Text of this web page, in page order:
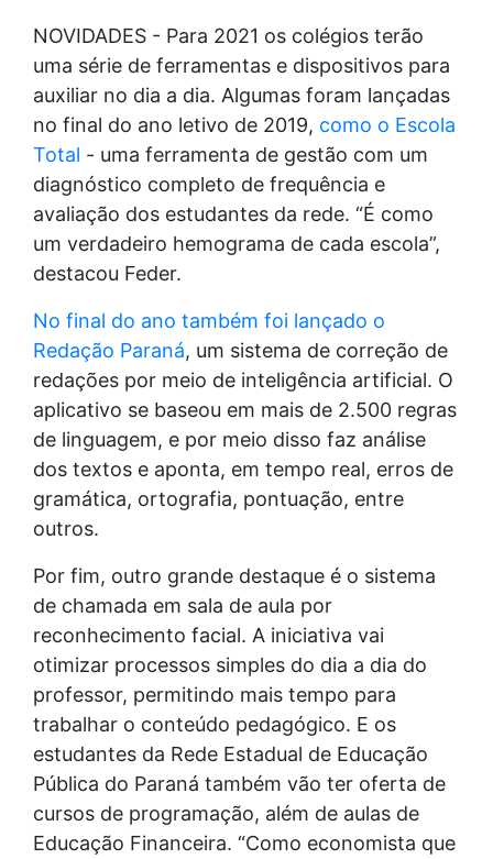
NOVIDADES - Para 2021 os colégios terão
uma série de ferramentas e dispositivos para
auxiliar no dia a dia. Algumas foram lançadas
no final do ano letivo de 2019, como o Escola
Total - uma ferramenta de gestão com um
diagnóstico completo de frequência e
avaliação dos estudantes da rede. “É como
um verdadeiro hemograma de cada escola”,
destacou Feder.
No final do ano também foi lançado o
Redação Paraná, um sistema de correção de
redações por meio de inteligência artificial. O
aplicativo se baseou em mais de 2.500 regras
de linguagem, e por meio disso faz análise
dos textos e aponta, em tempo real, erros de
gramática, ortografia, pontuação, entre
outros.
Por fim, outro grande destaque é o sistema
de chamada em sala de aula por
reconhecimento facial. A iniciativa vai
otimizar processos simples do dia a dia do
professor, permitindo mais tempo para
trabalhar o conteúdo pedagógico. E os
estudantes da Rede Estadual de Educação
Pública do Paraná também vão ter oferta de
cursos de programação, além de aulas de
Educação Financeira. “Como economista que